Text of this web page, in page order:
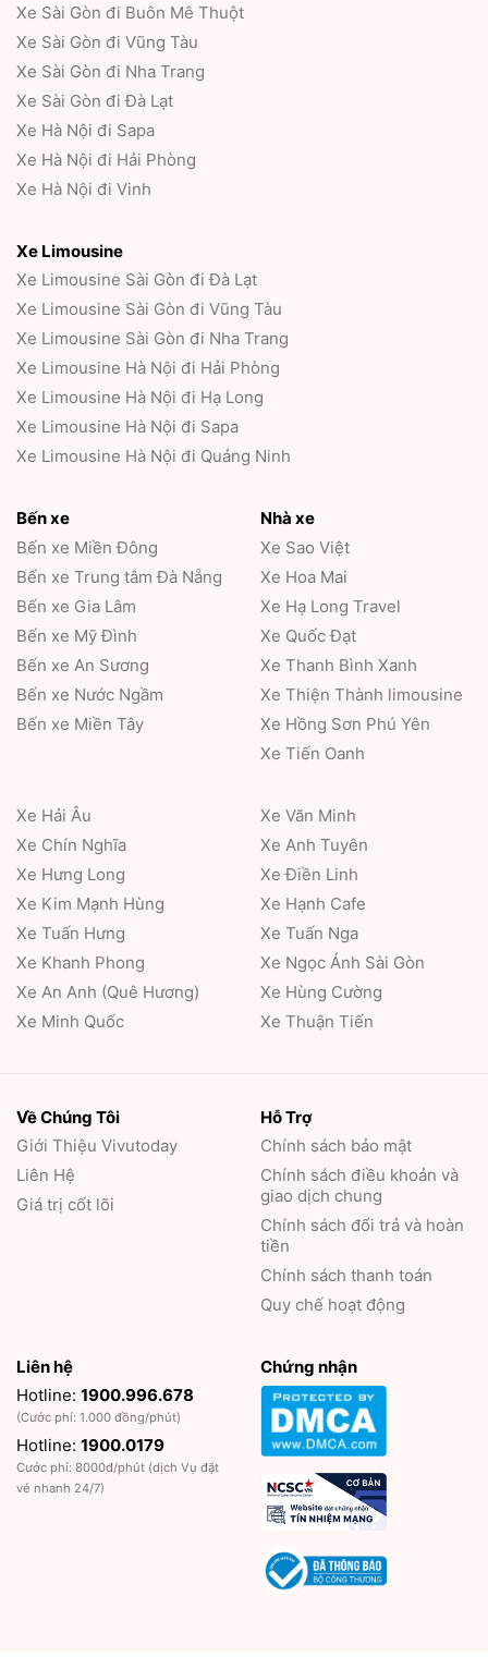
Xe Sài Gòn đi Buôn Mê Thuột
Xe Sài Gòn đi Vũng Tàu
Xe Sài Gòn đi Nha Trang
Xe Sài Gòn đi Đà Lạt
Xe Hà Nội đi Sapa
Xe Hà Nội đi Hải Phòng
Xe Hà Nội đi Vinh
Xe Limousine
Xe Limousine Sài Gòn đi Đà Lạt
Xe Limousine Sài Gòn đi Vũng Tàu
Xe Limousine Sài Gòn đi Nha Trang
Xe Limousine Hà Nội đi Hải Phòng
Xe Limousine Hà Nội đi Hạ Long
Xe Limousine Hà Nội đi Sapa
Xe Limousine Hà Nội đi Quảng Ninh
Bến xe
Bến xe Miền Đông
Bến xe Trung tâm Đà Nẵng
Bến xe Gia Lâm
Bến xe Mỹ Đình
Bến xe An Sương
Bến xe Nước Ngầm
Bến xe Miền Tây
Nhà xe
Xe Sao Việt
Xe Hoa Mai
Xe Hạ Long Travel
Xe Quốc Đạt
Xe Thanh Bình Xanh
Xe Thiện Thành limousine
Xe Hồng Sơn Phú Yên
Xe Tiến Oanh
Xe Hải Âu
Xe Chín Nghĩa
Xe Hưng Long
Xe Kim Mạnh Hùng
Xe Tuấn Hưng
Xe Khanh Phong
Xe An Anh (Quê Hương)
Xe Minh Quốc
Xe Văn Minh
Xe Anh Tuyên
Xe Điền Linh
Xe Hạnh Cafe
Xe Tuấn Nga
Xe Ngọc Ánh Sài Gòn
Xe Hùng Cường
Xe Thuận Tiến
Về Chúng Tôi
Giới Thiệu Vivutoday
Liên Hệ
Giá trị cốt lõi
Hỗ Trợ
Chính sách bảo mật
Chính sách điều khoản và
giao dịch chung
Chính sách đổi trả và hoàn
tiền
Chính sách thanh toán
Quy chế hoạt động
Liên hệ
Hotline: 1900.996.678
(Cước phí: 1.000 đồng/phút)
Hotline: 1900.0179
Cước phí: 8000đ/phút (dịch Vụ đặt
vé nhanh 24/7)
Chứng nhận